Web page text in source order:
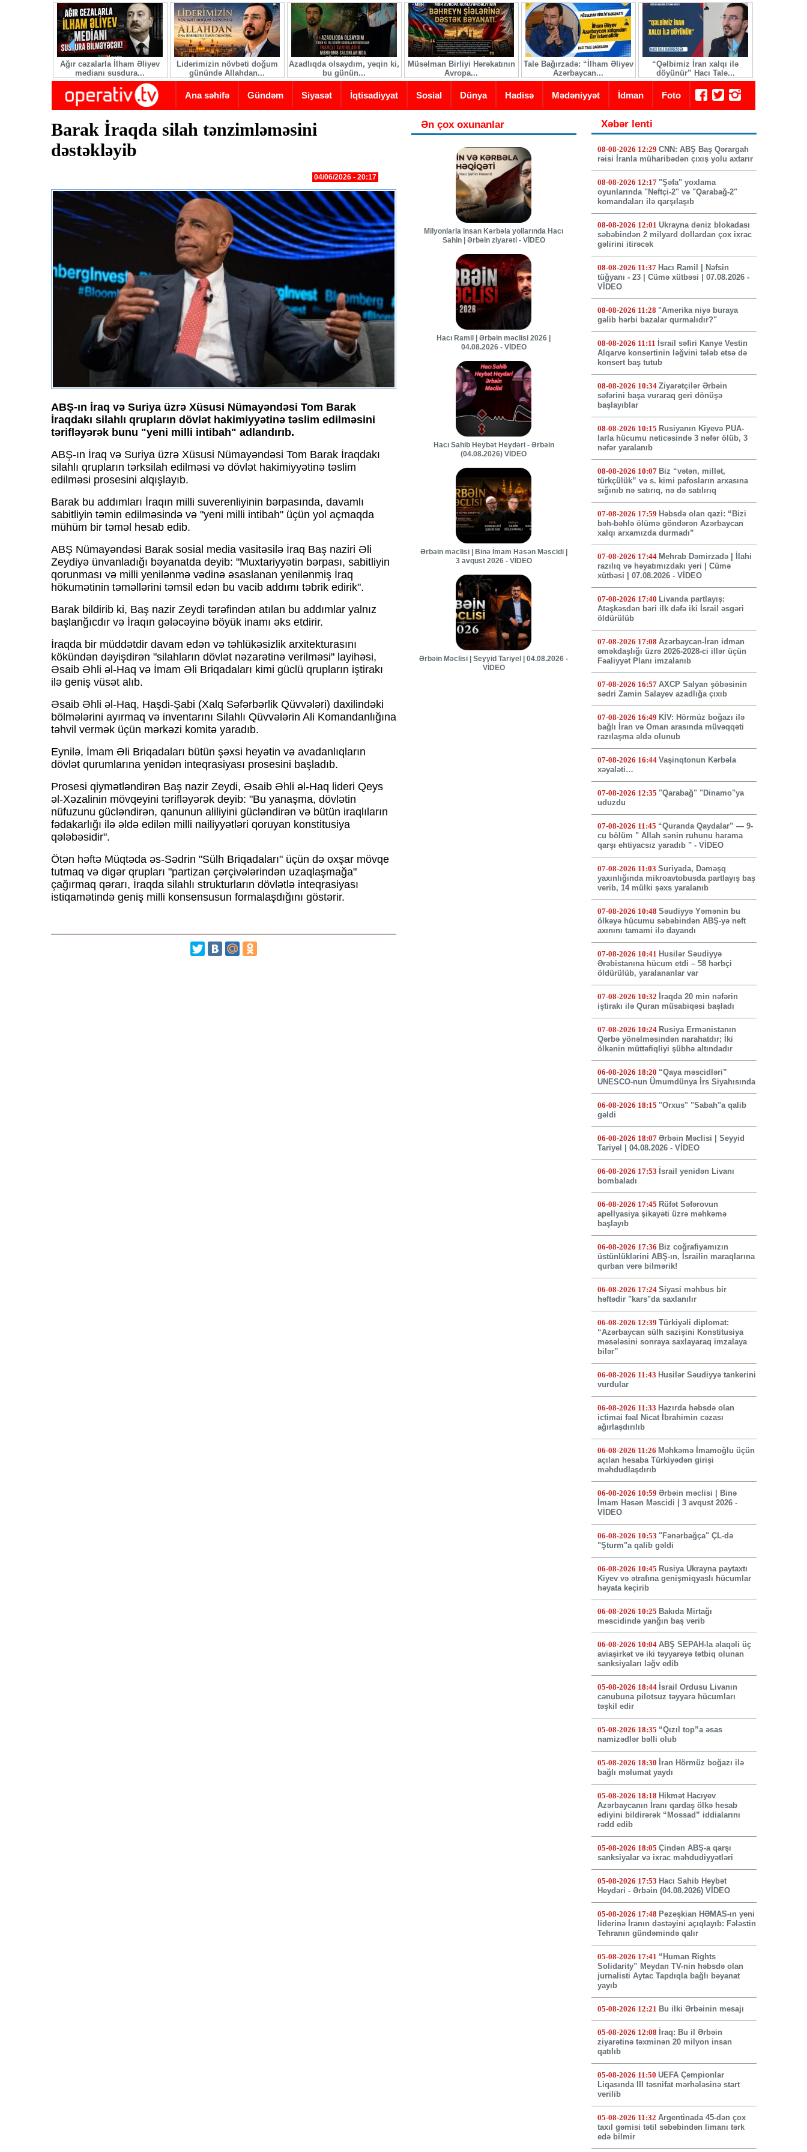
Skip to main content
Ağır cəzalarla İlham Əliyev
medianı susdura...
Liderimizin növbəti doğum
günündə Allahdan...
Azadlıqda olsaydım, yəqin ki,
bu günün...
Müsəlman Birliyi Hərəkatının
Avropa...
Tale Bağırzadə: “İlham Əliyev
Azərbaycan...
“Qəlbimiz İran xalqı ilə
döyünür” Hacı Tale...
Ana səhifə Gündəm Siyasət İqtisadiyyat Sosial Dünya Hadisə Mədəniyyət İdman Foto
Barak İraqda silah tənzimləməsini
dəstəkləyib
04/06/2026 - 20:17
ABŞ-ın İraq və Suriya üzrə Xüsusi Nümayəndəsi Tom Barak
İraqdakı silahlı qrupların dövlət hakimiyyətinə təslim edilməsini
tərifləyərək bunu "yeni milli intibah" adlandırıb.
ABŞ-ın İraq və Suriya üzrə Xüsusi Nümayəndəsi Tom Barak İraqdakı
silahlı qrupların tərksilah edilməsi və dövlət hakimiyyətinə təslim
edilməsi prosesini alqışlayıb.
Barak bu addımları İraqın milli suverenliyinin bərpasında, davamlı
sabitliyin təmin edilməsində və "yeni milli intibah" üçün yol açmaqda
mühüm bir təməl hesab edib.
ABŞ Nümayəndəsi Barak sosial media vasitəsilə İraq Baş naziri Əli
Zeydiyə ünvanladığı bəyanatda deyib: "Muxtariyyətin bərpası, sabitliyin
qorunması və milli yenilənmə vədinə əsaslanan yenilənmiş İraq
hökumətinin təməllərini təmsil edən bu vacib addımı təbrik edirik".
Barak bildirib ki, Baş nazir Zeydi tərəfindən atılan bu addımlar yalnız
başlanğıcdır və İraqın gələcəyinə böyük inamı əks etdirir.
İraqda bir müddətdir davam edən və təhlükəsizlik arxitekturasını
kökündən dəyişdirən "silahların dövlət nəzarətinə verilməsi" layihəsi,
Əsaib Əhli əl-Haq və İmam Əli Briqadaları kimi güclü qrupların iştirakı
ilə geniş vüsət alıb.
Əsaib Əhli əl-Haq, Haşdi-Şabi (Xalq Səfərbərlik Qüvvələri) daxilindəki
bölmələrini ayırmaq və inventarını Silahlı Qüvvələrin Ali Komandanlığına
təhvil vermək üçün mərkəzi komitə yaradıb.
Eynilə, İmam Əli Briqadaları bütün şəxsi heyətin və avadanlıqların
dövlət qurumlarına yenidən inteqrasiyası prosesini başladıb.
Prosesi qiymətləndirən Baş nazir Zeydi, Əsaib Əhli əl-Haq lideri Qeys
əl-Xəzalinin mövqeyini tərifləyərək deyib: "Bu yanaşma, dövlətin
nüfuzunu gücləndirən, qanunun aliliyini gücləndirən və bütün iraqlıların
fədakarlığı ilə əldə edilən milli nailiyyətləri qoruyan konstitusiya
qələbəsidir".
Ötən həftə Müqtəda əs-Sədrin "Sülh Briqadaları" üçün də oxşar mövqe
tutmaq və digər qrupları "partizan çərçivələrindən uzaqlaşmağa"
çağırmaq qərarı, İraqda silahlı strukturların dövlətlə inteqrasiyası
istiqamətində geniş milli konsensusun formalaşdığını göstərir.
Ən çox oxunanlar
Milyonlarla insan Kərbəla yollarında Hacı
Sahin | Ərbəin ziyarəti - VİDEO
Hacı Ramil | Ərbəin məclisi 2026 |
04.08.2026 - VİDEO
Hacı Sahib Heybət Heydəri - Ərbəin
(04.08.2026) VİDEO
Ərbəin məclisi | Binə İmam Həsən Məscidi |
3 avqust 2026 - VİDEO
Ərbəin Məclisi | Seyyid Tariyel | 04.08.2026 -
VİDEO
Xəbər lenti
08-08-2026 12:29 CNN: ABŞ Baş Qərargah
rəisi İranla müharibədən çıxış yolu axtarır
08-08-2026 12:17 "Şəfa" yoxlama
oyunlarında "Neftçi-2" və "Qarabağ-2"
komandaları ilə qarşılaşıb
08-08-2026 12:01 Ukrayna dəniz blokadası
səbəbindən 2 milyard dollardan çox ixrac
gəlirini itirəcək
08-08-2026 11:37 Hacı Ramil | Nəfsin
tüğyanı - 23 | Cümə xütbəsi | 07.08.2026 -
VİDEO
08-08-2026 11:28 "Amerika niyə buraya
gəlib hərbi bazalar qurmalıdır?"
08-08-2026 11:11 İsrail səfiri Kanye Vestin
Alqarve konsertinin ləğvini tələb etsə də
konsert baş tutub
08-08-2026 10:34 Ziyarətçilər Ərbəin
səfərini başa vuraraq geri dönüşə
başlayıblar
08-08-2026 10:15 Rusiyanın Kiyevə PUA-
larla hücumu nəticəsində 3 nəfər ölüb, 3
nəfər yaralanıb
08-08-2026 10:07 Biz “vətən, millət,
türkçülük” və s. kimi pafosların arxasına
sığınıb nə satırıq, nə də satılırıq
07-08-2026 17:59 Həbsdə olan qazi: “Bizi
bəh-bəhlə ölümə göndərən Azərbaycan
xalqı arxamızda durmadı”
07-08-2026 17:44 Mehrab Dəmirzadə | İlahi
razılıq və həyatımızdakı yeri | Cümə
xütbəsi | 07.08.2026 - VİDEO
07-08-2026 17:40 Livanda partlayış:
Atəşkəsdən bəri ilk dəfə iki İsrail əsgəri
öldürülüb
07-08-2026 17:08 Azərbaycan-İran idman
əməkdaşlığı üzrə 2026-2028-ci illər üçün
Fəaliyyət Planı imzalanıb
07-08-2026 16:57 AXCP Salyan şöbəsinin
sədri Zamin Salayev azadlığa çıxıb
07-08-2026 16:49 KİV: Hörmüz boğazı ilə
bağlı İran və Oman arasında müvəqqəti
razılaşma əldə olunub
07-08-2026 16:44 Vaşinqtonun Kərbəla
xəyaləti…
07-08-2026 12:35 "Qarabağ" "Dinamo"ya
uduzdu
07-08-2026 11:45 “Quranda Qaydalar” — 9-
cu bölüm " Allah sənin ruhunu harama
qarşı ehtiyacsız yaradıb " - VİDEO
07-08-2026 11:03 Suriyada, Dəməşq
yaxınlığında mikroavtobusda partlayış baş
verib, 14 mülki şəxs yaralanıb
07-08-2026 10:48 Səudiyyə Yəmənin bu
ölkəyə hücumu səbəbindən ABŞ-yə neft
axınını tamami ilə dayandı
07-08-2026 10:41 Husilər Səudiyyə
Ərəbistanına hücum etdi – 58 hərbçi
öldürülüb, yaralananlar var
07-08-2026 10:32 İraqda 20 min nəfərin
iştirakı ilə Quran müsabiqəsi başladı
07-08-2026 10:24 Rusiya Ermənistanın
Qərbə yönəlməsindən narahatdır; İki
ölkənin müttəfiqliyi şübhə altındadır
06-08-2026 18:20 “Qaya məscidləri”
UNESCO-nun Ümumdünya İrs Siyahısında
06-08-2026 18:15 "Orxus" "Sabah"a qalib
gəldi
06-08-2026 18:07 Ərbəin Məclisi | Seyyid
Tariyel | 04.08.2026 - VİDEO
06-08-2026 17:53 İsrail yenidən Livanı
bombaladı
06-08-2026 17:45 Rüfət Səfərovun
apellyasiya şikayəti üzrə məhkəmə
başlayıb
06-08-2026 17:36 Biz coğrafiyamızın
üstünlüklərini ABŞ-ın, İsrailin maraqlarına
qurban verə bilmərik!
06-08-2026 17:24 Siyasi məhbus bir
həftədir "kars"da saxlanılır
06-08-2026 12:39 Türkiyəli diplomat:
“Azərbaycan sülh sazişini Konstitusiya
məsələsini sonraya saxlayaraq imzalaya
bilər”
06-08-2026 11:43 Husilər Səudiyyə tankerini
vurdular
06-08-2026 11:33 Hazırda həbsdə olan
ictimai fəal Nicat İbrahimin cəzası
ağırlaşdırılıb
06-08-2026 11:26 Məhkəmə İmamoğlu üçün
açılan hesaba Türkiyədən girişi
məhdudlaşdırıb
06-08-2026 10:59 Ərbəin məclisi | Binə
İmam Həsən Məscidi | 3 avqust 2026 -
VİDEO
06-08-2026 10:53 "Fənərbağça" ÇL-də
"Şturm"a qalib gəldi
06-08-2026 10:45 Rusiya Ukrayna paytaxtı
Kiyev və ətrafına genişmiqyaslı hücumlar
həyata keçirib
06-08-2026 10:25 Bakıda Mirtağı
məscidində yanğın baş verib
06-08-2026 10:04 ABŞ SEPAH-la əlaqəli üç
aviaşirkət və iki təyyarəyə tətbiq olunan
sanksiyaları ləğv edib
05-08-2026 18:44 İsrail Ordusu Livanın
cənubuna pilotsuz təyyarə hücumları
təşkil edir
05-08-2026 18:35 “Qızıl top”a əsas
namizədlər bəlli olub
05-08-2026 18:30 İran Hörmüz boğazı ilə
bağlı məlumat yaydı
05-08-2026 18:18 Hikmət Hacıyev
Azərbaycanın İranı qardaş ölkə hesab
ediyini bildirərək “Mossad” iddialarını
rədd edib
05-08-2026 18:05 Çindən ABŞ-a qarşı
sanksiyalar və ixrac məhdudiyyətləri
05-08-2026 17:53 Hacı Sahib Heybət
Heydəri - Ərbəin (04.08.2026) VİDEO
05-08-2026 17:48 Pezeşkian HƏMAS-ın yeni
liderinə İranın dəstəyini açıqlayıb: Fələstin
Tehranın gündəmində qalır
05-08-2026 17:41 “Human Rights
Solidarity” Meydan TV-nin həbsdə olan
jurnalisti Aytac Tapdıqla bağlı bəyanat
yayıb
05-08-2026 12:21 Bu ilki Ərbəinin mesajı
05-08-2026 12:08 İraq: Bu il Ərbəin
ziyarətinə təxminən 20 milyon insan
qatılıb
05-08-2026 11:50 UEFA Çempionlar
Liqasında III təsnifat mərhələsinə start
verilib
05-08-2026 11:32 Argentinada 45-dən çox
taxıl gəmisi tətil səbəbindən limanı tərk
edə bilmir